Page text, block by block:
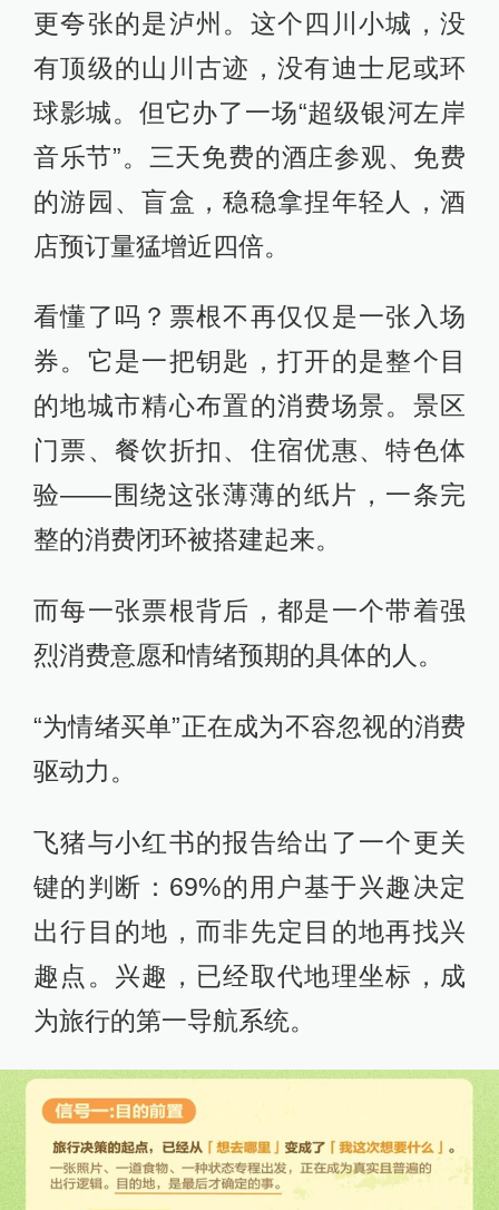
更夸张的是泸州。这个四川小城，没
有顶级的山川古迹，没有迪士尼或环
球影城。但它办了一场“超级银河左岸
音乐节”。三天免费的酒庄参观、免费
的游园、盲盒，稳稳拿捏年轻人，酒
店预订量猛增近四倍。
看懂了吗？票根不再仅仅是一张入场
券。它是一把钥匙，打开的是整个目
的地城市精心布置的消费场景。景区
门票、餐饮折扣、住宿优惠、特色体
验——围绕这张薄薄的纸片，一条完
整的消费闭环被搭建起来。
而每一张票根背后，都是一个带着强
烈消费意愿和情绪预期的具体的人。
“为情绪买单”正在成为不容忽视的消费
驱动力。
飞猪与小红书的报告给出了一个更关
键的判断：69%的用户基于兴趣决定
出行目的地，而非先定目的地再找兴
趣点。兴趣，已经取代地理坐标，成
为旅行的第一导航系统。